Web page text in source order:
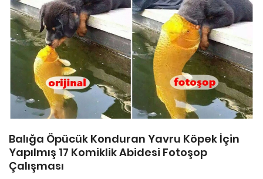
Balığa Öpücük Konduran Yavru Köpek İçin
Yapılmış 17 Komiklik Abidesi Fotoşop
Çalışması